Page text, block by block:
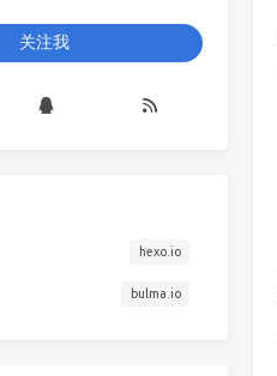
关注我
hexo.io
bulma.io